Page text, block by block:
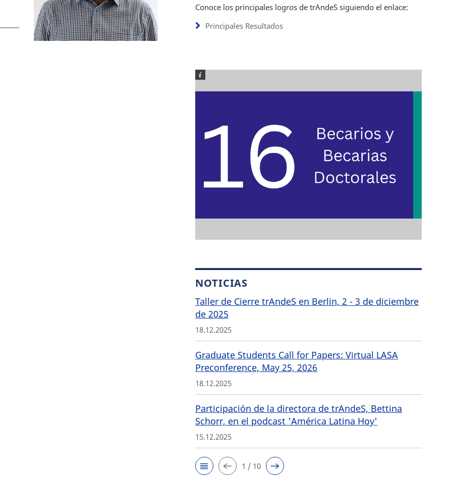
Conoce los principales logros de trAndeS siguiendo el enlace:
Principales Resultados
NOTICIAS
Taller de Cierre trAndeS en Berlin, 2 - 3 de diciembre
de 2025
18.12.2025
Graduate Students Call for Papers: Virtual LASA
Preconference, May 25, 2026
18.12.2025
Participación de la directora de trAndeS, Bettina
Schorr, en el podcast 'América Latina Hoy'
15.12.2025
1 / 10